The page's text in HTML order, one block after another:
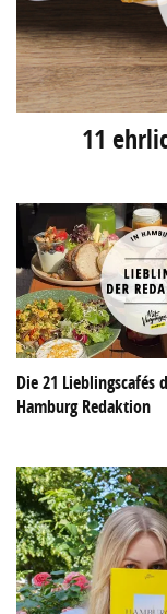
11
Die 21 Lieblingscafés
Hamburg Redaktion